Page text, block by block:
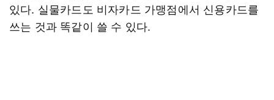
있다. 실물카드도 비자카드 가맹점에서 신용카드를
쓰는 것과 똑같이 쓸 수 있다.